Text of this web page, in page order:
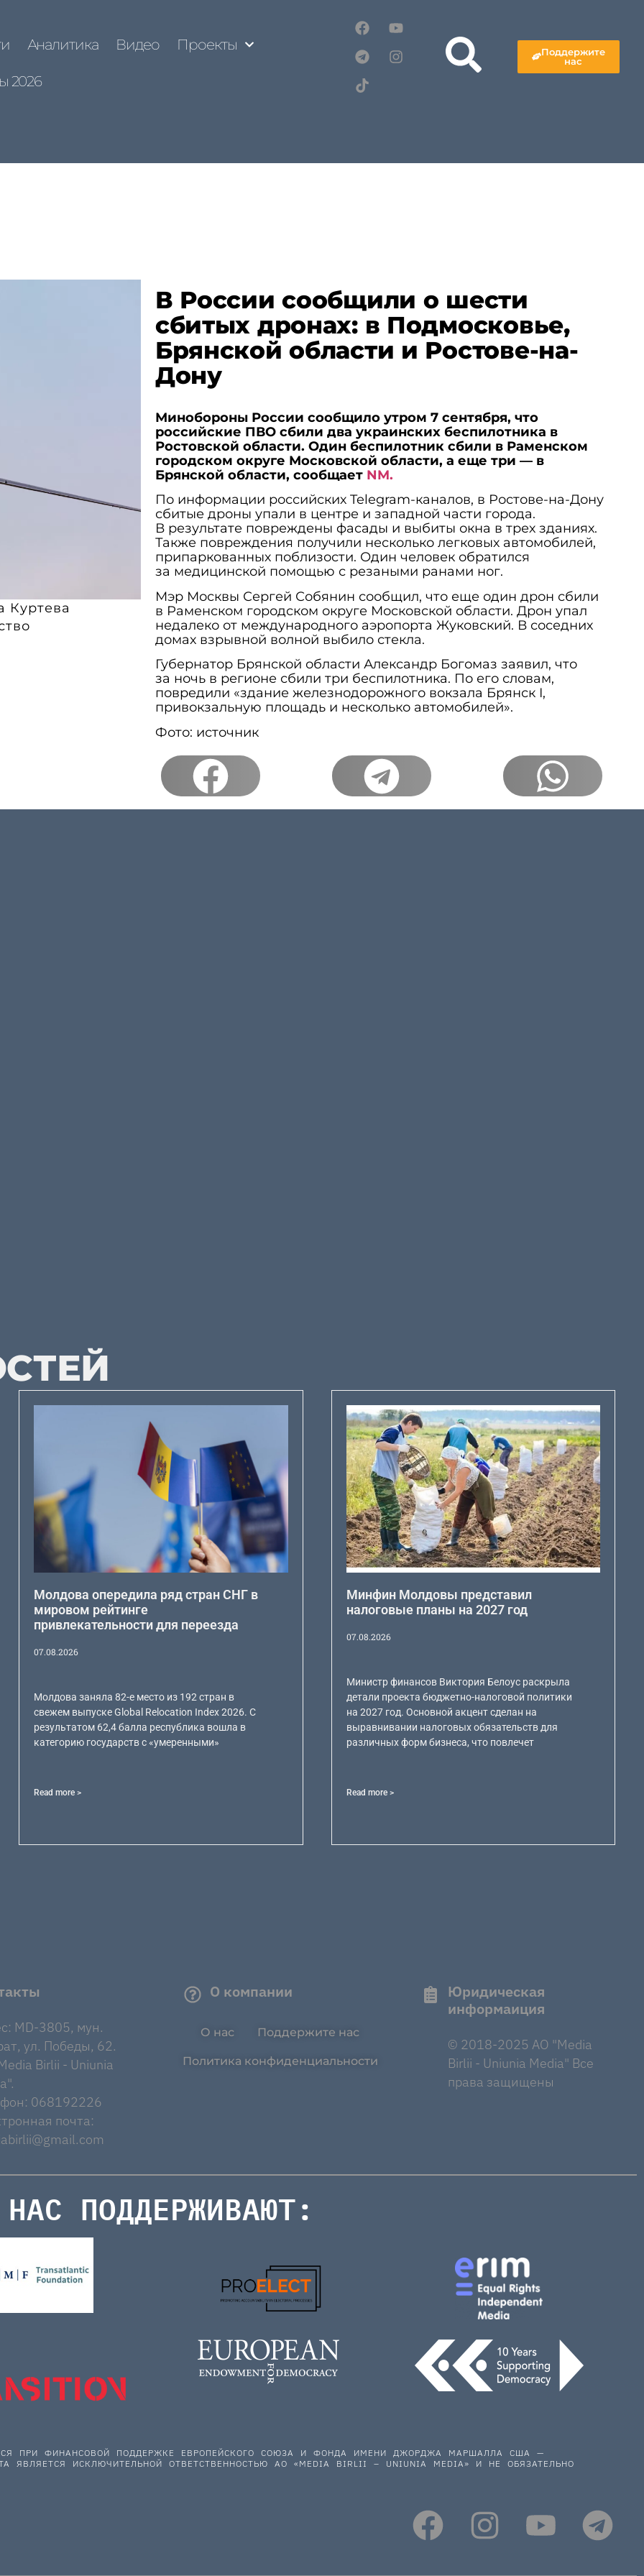
Аналитика Видео Проекты
2026
Поддержите
нас
Куртева
В России сообщили о шести
сбитых дронах: в Подмосковье,
Брянской области и Ростове-на-
Дону
Минобороны России сообщило утром 7 сентября, что
российские ПВО сбили два украинских беспилотника в
Ростовской области. Один беспилотник сбили в Раменском
городском округе Московской области, а еще три — в
Брянской области, сообщает NM.
По информации российских Telegram-каналов, в Ростове-на-Дону
сбитые дроны упали в центре и западной части города.
В результате повреждены фасады и выбиты окна в трех зданиях.
Также повреждения получили несколько легковых автомобилей,
припаркованных поблизости. Один человек обратился
за медицинской помощью с резаными ранами ног.
Мэр Москвы Сергей Собянин сообщил, что еще один дрон сбили
в Раменском городском округе Московской области. Дрон упал
недалеко от международного аэропорта Жуковский. В соседних
домах взрывной волной выбило стекла.
Губернатор Брянской области Александр Богомаз заявил, что
за ночь в регионе сбили три беспилотника. По его словам,
повредили «здание железнодорожного вокзала Брянск I,
привокзальную площадь и несколько автомобилей».
Фото: источник
Молдова опередила ряд стран СНГ в
мировом рейтинге
привлекательности для переезда
07.08.2026
Молдова заняла 82-е место из 192 стран в
свежем выпуске Global Relocation Index 2026. С
результатом 62,4 балла республика вошла в
категорию государств с «умеренными»
Read more >
Минфин Молдовы представил
налоговые планы на 2027 год
07.08.2026
Министр финансов Виктория Белоус раскрыла
детали проекта бюджетно-налоговой политики
на 2027 год. Основной акцент сделан на
выравнивании налоговых обязательств для
различных форм бизнеса, что повлечет
Read more >
MD-3805, мун.
ул. Победы, 62.
Birlii - Uniunia
068192226
почта:
О компании
О нас Поддержите нас
Политика конфиденциальности
Юридическая
информаиция
© 2018-2025 AO "Media
Birlii - Uniunia Media" Все
права защищены
НАС ПОДДЕРЖИВАЮТ:
ПРИ ФИНАНСОВОЙ ПОДДЕРЖКЕ ЕВРОПЕЙСКОГО СОЮЗА И ФОНДА ИМЕНИ ДЖОРДЖА МАРШАЛЛА США —
ЯВЛЯЕТСЯ ИСКЛЮЧИТЕЛЬНОЙ ОТВЕТСТВЕННОСТЬЮ АО «MEDIA BIRLII – UNIUNIA MEDIA» И НЕ ОБЯЗАТЕЛЬНО